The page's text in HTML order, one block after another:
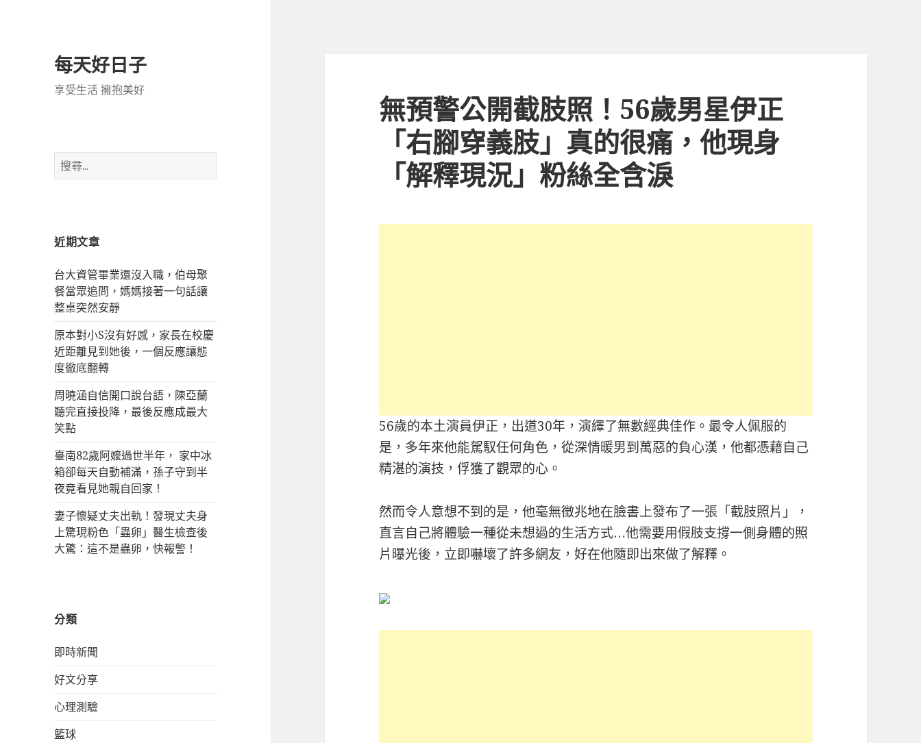
每天好日子
享受生活 擁抱美好
搜
尋
近期文章
台大資管畢業還沒入職，伯母聚
餐當眾追問，媽媽接著一句話讓
整桌突然安靜
原本對小S沒有好感，家長在校慶
近距離見到她後，一個反應讓態
度徹底翻轉
周曉涵自信開口說台語，陳亞蘭
聽完直接投降，最後反應成最大
笑點
臺南82歲阿嬤過世半年， 家中冰
箱卻每天自動補滿，孫子守到半
夜竟看見她親自回家！
妻子懷疑丈夫出軌！發現丈夫身
上驚現粉色「蟲卵」醫生檢查後
大驚：這不是蟲卵，快報警！
分類
即時新聞
好文分享
心理測驗
籃球
無預警公開截肢照！56歲男星伊正
「右腳穿義肢」真的很痛，他現身
「解釋現況」粉絲全含淚
56歲的本土演員伊正，出道30年，演繹了無數經典佳作。最令人佩服的
是，多年來他能駕馭任何角色，從深情暖男到萬惡的負心漢，他都憑藉自己
精湛的演技，俘獲了觀眾的心。
然而令人意想不到的是，他毫無徵兆地在臉書上發布了一張「截肢照片」，
直言自己將體驗一種從未想過的生活方式…他需要用假肢支撐一側身體的照
片曝光後，立即嚇壞了許多網友，好在他隨即出來做了解釋。